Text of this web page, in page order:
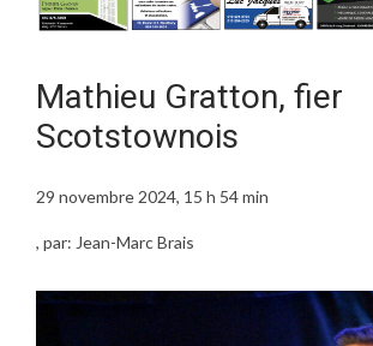
Mathieu Gratton, fier
Scotstownois
29 novembre 2024, 15 h 54 min
, par: Jean-Marc Brais